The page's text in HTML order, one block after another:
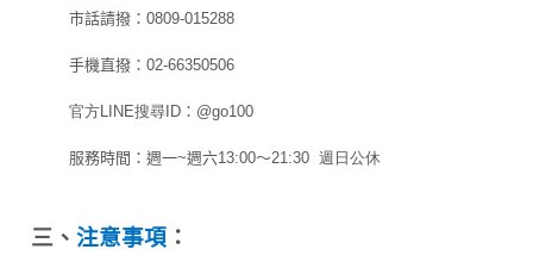
市話請撥： 0809-015288
手機直撥： 02-66350506
官方LINE搜尋ID： @go100
服務時間：週一~週六13:00～21:30 週日公休
三、 注意事項：